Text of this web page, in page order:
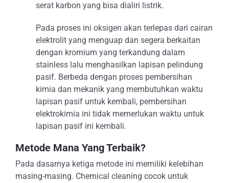
serat karbon yang bisa dialiri listrik.
Pada proses ini oksigen akan terlepas dari cairan
elektrolit yang menguap dan segera berkaitan
dengan kromium yang terkandung dalam
stainless lalu menghasilkan lapisan pelindung
pasif. Berbeda dengan proses pembersihan
kimia dan mekanik yang membutuhkan waktu
lapisan pasif untuk kembali, pembersihan
elektrokimia ini tidak memerlukan waktu untuk
lapisan pasif ini kembali.
Metode Mana Yang Terbaik?
Pada dasarnya ketiga metode ini memiliki kelebihan
masing-masing. Chemical cleaning cocok untuk